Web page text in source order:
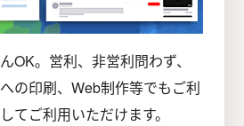
OK。営利、非営利問わず、
の印刷、Web制作等でもご利
てご利用いただけます。